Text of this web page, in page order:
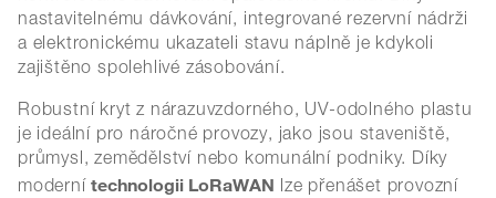
nastavitelnému dávkování, integrované rezervní nádrži
a elektronickému ukazateli stavu náplně je kdykoli
zajištěno spolehlivé zásobování.
Robustní kryt z nárazuvzdorného, UV-odolného plastu
je ideální pro náročné provozy, jako jsou staveniště,
průmysl, zemědělství nebo komunální podniky. Díky
modernítechnologii LoRaWAN lze přenášet provozní